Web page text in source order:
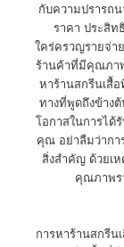
กับความปรารถ
ราคา ประสิ
ใคร่ครวญรายจ่า
ร้านค้าที่มีคุณภาพ
หาร้านสกรีนเสื้
ทางที่พูดถึงข้าง
โอกาสในการไ
คุณ อย่าลืมว่ากา
สิ่งสำคัญ ด้วยเ
คุณภาพ
การหาร้านสกรีน